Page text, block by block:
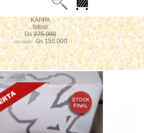
KAPPA
futbol
Gs275.000
contado:Gs 150.000